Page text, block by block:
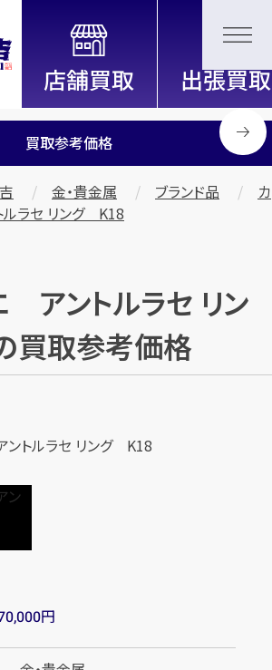
開中！
信頼と実績の買取専門店「買取大
買取参考価格
金・貴金属 ブランド品
カ
ラセ リング K18
アントルラセ リン
買取参考価格
円